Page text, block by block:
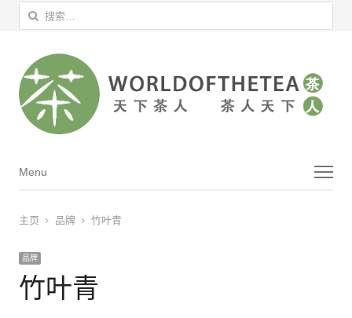
搜索：
菜单
Menu
主页 品牌 竹叶青
品牌
竹叶青